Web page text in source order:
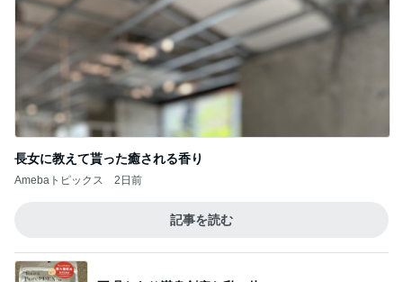
旦那が爆笑した毎日のトマハラ
Amebaトピックス 2日前
アレク 妹タマラと金魚すくい
Amebaトピックス 2日前